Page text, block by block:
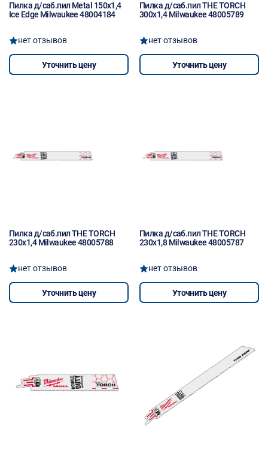
Пилка д/саб.пил Metal 150x1,4
Ice Edge Milwaukee 48004184
нет отзывов
Уточнить цену
Пилка д/саб.пил THE TORCH
300x1,4 Milwaukee 48005789
нет отзывов
Уточнить цену
Пилка д/саб.пил THE TORCH
230x1,4 Milwaukee 48005788
нет отзывов
Уточнить цену
Пилка д/саб.пил THE TORCH
230x1,8 Milwaukee 48005787
нет отзывов
Уточнить цену